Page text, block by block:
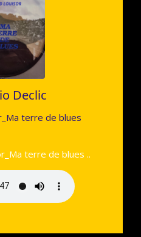
Declic
terre de blues
terre de blues ..